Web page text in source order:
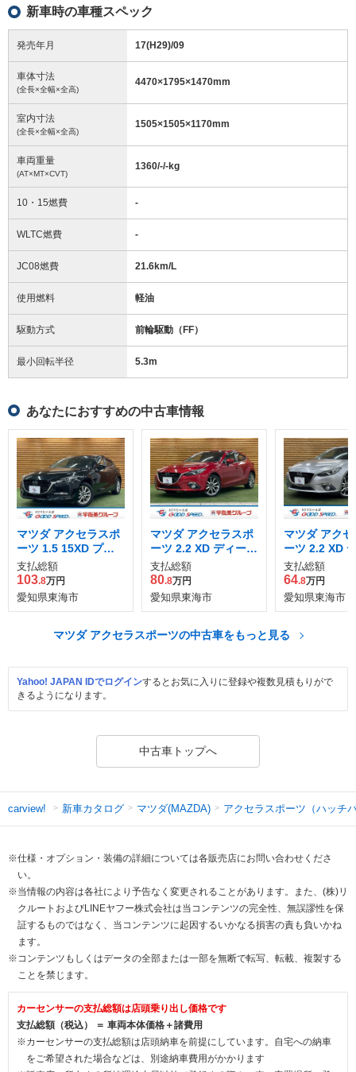
新車時の車種スペック
発売年月 17(H29)/09
車体寸法
(全長×全幅×全高)
4470×1795×1470mm
室内寸法
(全長×全幅×全高)
1505×1505×1170mm
車両重量
(AT×MT×CVT)
1360/-/-kg
10・15燃費 -
WLTC燃費 -
JC08燃費 21.6km/L
使用燃料 軽油
駆動方式 前輪駆動（FF）
最小回転半径 5.3m
あなたにおすすめの中古車情報
マツダ アクセラスポ
ーツ 1.5 15XD プロ
アクティブ ディーゼ
ルターボ
支払総額
103.8万円
愛知県東海市
マツダ アクセラスポ
ーツ 2.2 XD ディーゼ
ルターボ
支払総額
80.8万円
愛知県東海市
マツダ アク
ーツ 2.2 XD
ルターボ
支払総額
64.8万円
愛知県東海市
マツダ アクセラスポーツの中古車をもっと見る
Yahoo! JAPAN IDでログインするとお気に入りに登録や複数見積もりがで
きるようになります。
中古車トップへ
carview! 新車カタログ マツダ(MAZDA) アクセラスポーツ（ハッチ
※仕様・オプション・装備の詳細については各販売店にお問い合わせくださ
い。
※当情報の内容は各社により予告なく変更されることがあります。また、(株)リ
クルートおよびLINEヤフー株式会社は当コンテンツの完全性、無誤謬性を保
証するものではなく、当コンテンツに起因するいかなる損害の責も負いかね
ます。
※コンテンツもしくはデータの全部または一部を無断で転写、転載、複製する
ことを禁じます。
カーセンサーの支払総額は店頭乗り出し価格です
支払総額（税込） ＝ 車両本体価格＋諸費用
※カーセンサーの支払総額は店頭納車を前提にしています。自宅への納車
をご希望された場合などは、別途納車費用がかかります